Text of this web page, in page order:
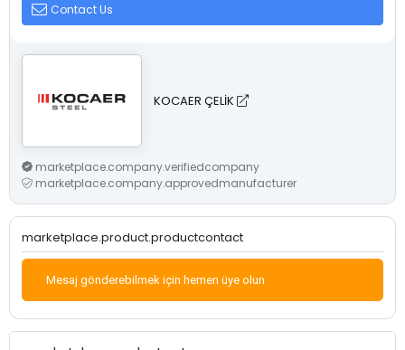
Contact Us
KOCAER ÇELİK
marketplace.company.verifiedcompany
marketplace.company.approvedmanufacturer
marketplace.product.productcontact
Mesaj gönderebilmek için hemen üye olun